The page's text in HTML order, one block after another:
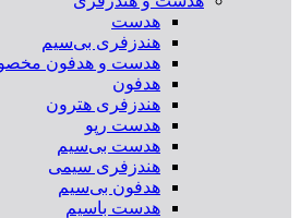
هدست
هندزفری بی‌سیم
هدست و هدفون
هدفون
هندزفری هترون
هدست رپو
هدست بی‌سیم
هندزفری سیمی
هدفون بی‌سیم
هدست باسیم